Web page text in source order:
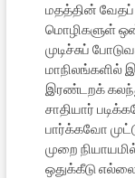
மதத்தின் வேதப்
மொழிகளுள்
முடிச்சுப்
மாநிலங்களில்
இரண்டறக்
சாதியார்
பார்க்கவோ
முறை
ஒதுக்கீடு